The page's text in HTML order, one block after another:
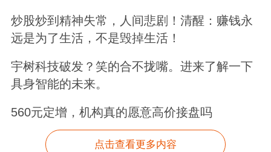
炒股炒到精神失常，人间悲剧！清醒：赚钱永
远是为了生活，不是毁掉生活！
宇树科技破发？笑的合不拢嘴。进来了解一下
具身智能的未来。
560元定增，机构真的愿意高价接盘吗
点击查看更多内容